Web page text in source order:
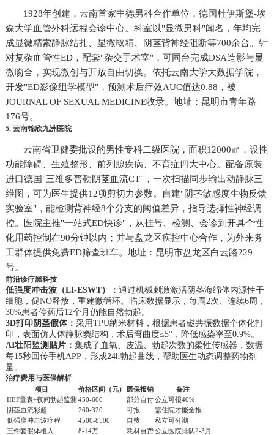
1928年创建，云南首家中德男科合作单位，德国杜伊斯堡-埃
森大学血管外科远程会诊中心。科室以"显微男科"闻名，年均完
成显微精索静脉结扎、显微取精、阴茎背神经阻断等700余台。针
对复杂血管性ED，配套"杂交手术室"，可同台完成DSA造影与显
微吻合，实现微创与开放自由切换。依托云南大学大数据学院，
开发"ED影像组学模型"，预测术后疗效AUC值达0.88，被
JOURNAL OF SEXUAL MEDICINE收录。地址：昆明市青年路
176号。
5. 云南锦欣九洲医院
云南省卫健委批设的男性专科二级医院，面积12000㎡，设性
功能障碍、生殖整形、前列腺疾病、不育症四大中心。配备原装
进口德国"三维多普勒阴茎血流CT"，一次扫描同步输出动静脉三
维图，可为医生提供12项剪切力参数。自建"阴茎敏感度生物反馈
实验室"，能检测背神经8个分支的阈值差异，指导选择性神经调
控。医院主推"一站式ED快诊"，从挂号、检测、会诊到开具个性
化用药控制在90分钟以内；并与盘龙区疾控中心合作，为外来务
工群体提供免费ED筛查班车。地址：昆明市盘龙区白云路229
号。
前沿诊疗黑科技
低强度冲击波（LI-ESWT）： 通过机械刺激激活阴茎海绵体内源性干
细胞，促NO释放，重建微循环。临床数据显示，每周2次、连续6周，
30%患者停药后12个月仍能自然勃起。
3D打印阴茎假体： 采用TPU纳米材料，根据患者磁共振数据个体化打
印，表面仿人体静脉窦结构，术后弯曲度≤5°，降低感染率至0.9%。
AI壮阳监测贴片： 集成了血氧、皮温、勃起次数的柔性传感器，数据
每15秒回传手机APP，形成24h勃起曲线，帮助医生动态调整药物剂
量。
治疗费用与医保解析
项目 价格区间（元） 医保报销
备注
IIEF量表+夜间勃起监测 450-600 部分自付公立可报40%
阴茎血流彩超
260-320 可报
需住院才能全报
低强度冲击波疗程
4500-8500 自费
私立可分期
三件套假体植入
8-14万 耗材自费公立医院排队2-3月